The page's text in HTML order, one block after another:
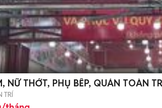
NỮ THỚT, PHỤ BẾP, QUÁN TOÀN
TRÍ